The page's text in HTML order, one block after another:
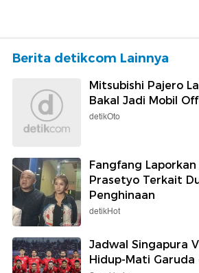
Berita detikcom Lainnya
Mitsubishi Pajero
Bakal Jadi Mobil
detikOto
Fangfang
Prasetyo Terkait
Penghinaan
detikHot
Jadwal Singapura
Hidup-Mati Garuda